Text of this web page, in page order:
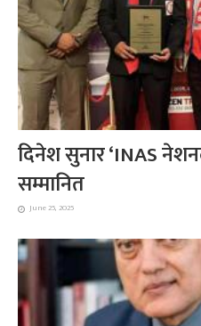
दिनेश सुनार ‘INAS
सम्मानित
June 25, 2025